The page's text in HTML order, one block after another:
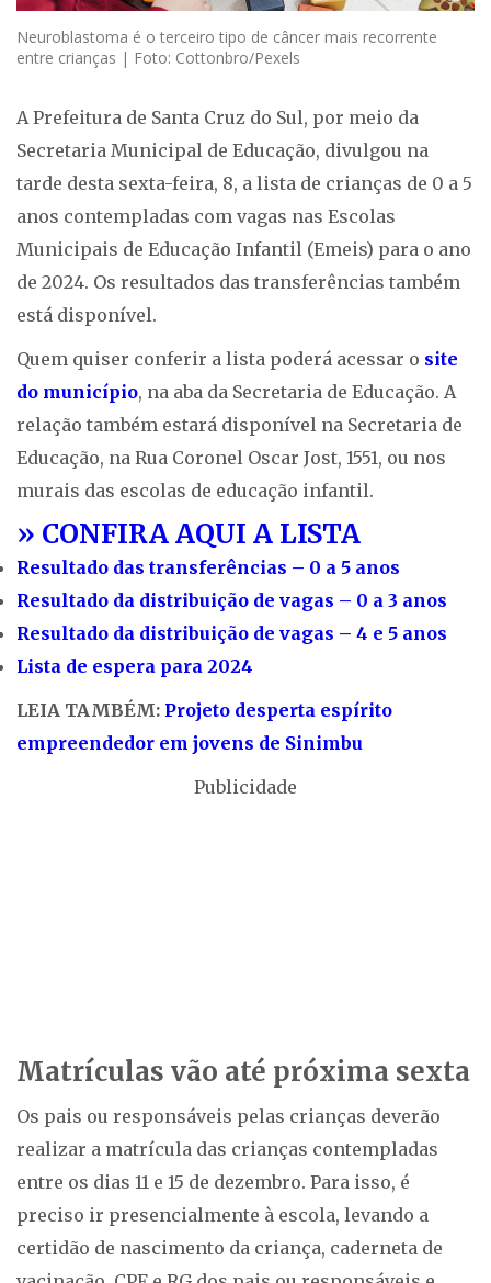
Neuroblastoma é o terceiro tipo de câncer mais recorrente
entre crianças | Foto: Cottonbro/Pexels
A Prefeitura de Santa Cruz do Sul, por meio da
Secretaria Municipal de Educação, divulgou na
tarde desta sexta-feira, 8, a lista de crianças de 0 a 5
anos contempladas com vagas nas Escolas
Municipais de Educação Infantil (Emeis) para o ano
de 2024. Os resultados das transferências também
está disponível.
Quem quiser conferir a lista poderá acessar o site
do município, na aba da Secretaria de Educação. A
relação também estará disponível na Secretaria de
Educação, na Rua Coronel Oscar Jost, 1551, ou nos
murais das escolas de educação infantil.
» CONFIRA AQUI A LISTA
Resultado das transferências – 0 a 5 anos
Resultado da distribuição de vagas – 0 a 3 anos
Resultado da distribuição de vagas – 4 e 5 anos
Lista de espera para 2024
LEIA TAMBÉM: Projeto desperta espírito
empreendedor em jovens de Sinimbu
Publicidade
Matrículas vão até próxima sexta
Os pais ou responsáveis pelas crianças deverão
realizar a matrícula das crianças contempladas
entre os dias 11 e 15 de dezembro. Para isso, é
preciso ir presencialmente à escola, levando a
certidão de nascimento da criança, caderneta de